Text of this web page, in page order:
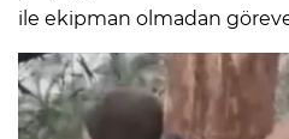
ile ekipman olmadan